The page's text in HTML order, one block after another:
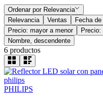
Ordenar por Relevancia
Relevancia
Ventas Fecha
Precio: mayor a menor
Precio:
Nombre, descendente
6 productos
PHILIPS